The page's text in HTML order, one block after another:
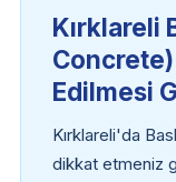
Kırklareli
Edilmesi
Kırklareli'da
dikkat etmeniz